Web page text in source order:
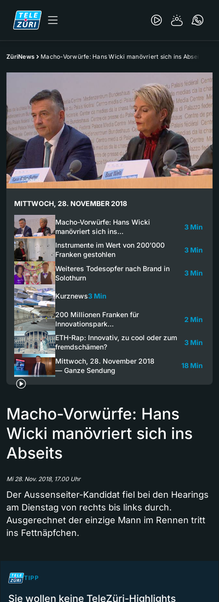
ZüriNews Macho-Vorwürfe: Hans Wicki manövriert sich ins Abseits
MITTWOCH, 28. NOVEMBER 2018
Macho-Vorwürfe: Hans Wicki
manövriert sich ins…
3 Min
Instrumente im Wert von 200'000
Franken gestohlen
3 Min
Weiteres Todesopfer nach Brand in
Solothurn
3 Min
Kurznews3 Min
200 Millionen Franken für
Innovationspark…
2 Min
ETH-Rap: Innovativ, zu cool oder zum
fremdschämen?
3 Min
Mittwoch, 28. November 2018
— Ganze Sendung
18 Min
Macho-Vorwürfe: Hans
Wicki manövriert sich ins
Abseits
Mi 28. Nov. 2018, 17.00 Uhr
Der Aussenseiter-Kandidat fiel bei den Hearings
am Dienstag von rechts bis links durch.
Ausgerechnet der einzige Mann im Rennen tritt
ins Fettnäpfchen.
TIPP
Sie wollen keine TeleZüri-Highlights